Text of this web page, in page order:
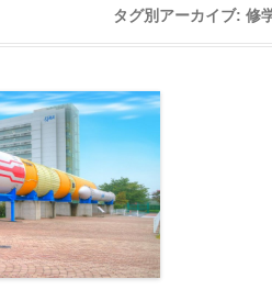
タグ別アーカイブ: 修